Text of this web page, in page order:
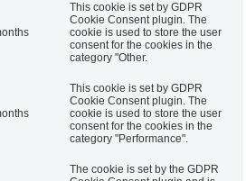
This cookie is set by GDPR
Cookie Consent plugin. The
cookie is used to store the user
consent for the cookies in the
category "Other.
This cookie is set by GDPR
Cookie Consent plugin. The
cookie is used to store the user
consent for the cookies in the
category "Performance".
The cookie is set by the GDPR